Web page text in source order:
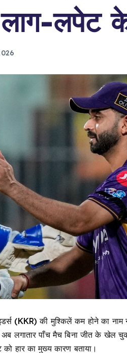
लाग-लपेट
(KKR) की मुश्किलें कम होने का नाम
लगातार पाँच मैच बिना जीत के खेल
हार का मुख्य कारण बताया।